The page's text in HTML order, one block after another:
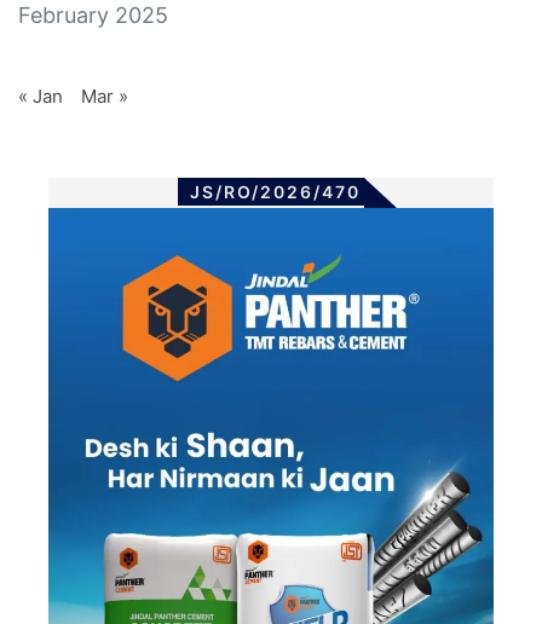
February 2025
« Jan Mar »
JS/RO/2026/470